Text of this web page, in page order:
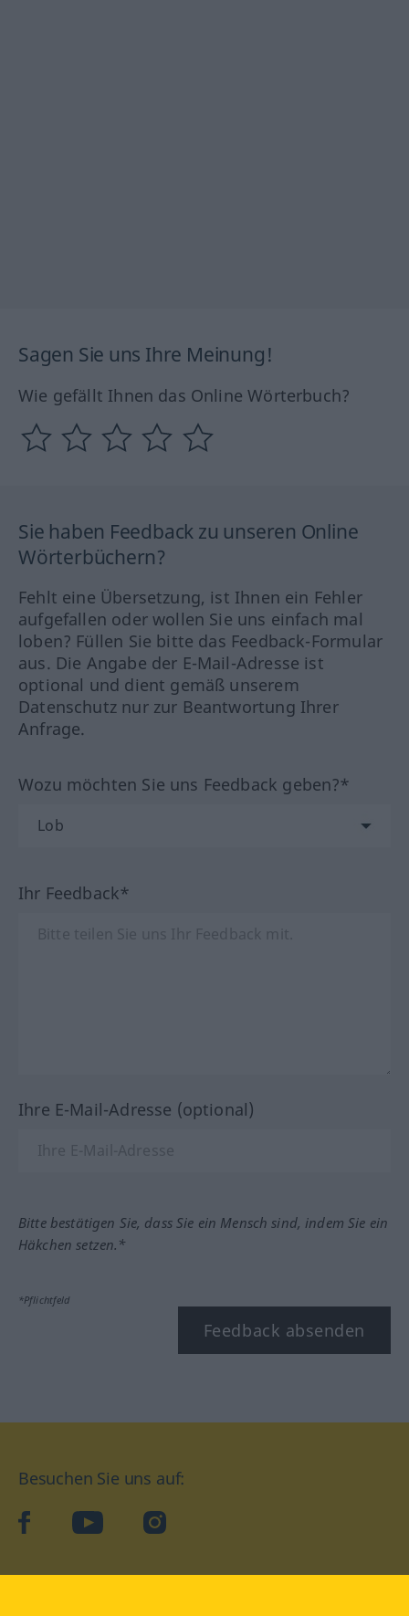
Sagen Sie uns Ihre Meinung!
Wie gefällt Ihnen das Online Wörterbuch?
Sie haben Feedback zu unseren Online
Wörterbüchern?
Fehlt eine Übersetzung, ist Ihnen ein Fehler
aufgefallen oder wollen Sie uns einfach mal
loben? Füllen Sie bitte das Feedback-Formular
aus. Die Angabe der E-Mail-Adresse ist
optional und dient gemäß unserem
Datenschutz nur zur Beantwortung Ihrer
Anfrage.
Wozu möchten Sie uns Feedback geben?*
Ihr Feedback*
Ihre E-Mail-Adresse (optional)
Bitte bestätigen Sie, dass Sie ein Mensch sind, indem Sie ein
Häkchen setzen.*
*Pflichtfeld
Feedback absenden
Besuchen Sie uns auf:
facebookYouTube Instagram